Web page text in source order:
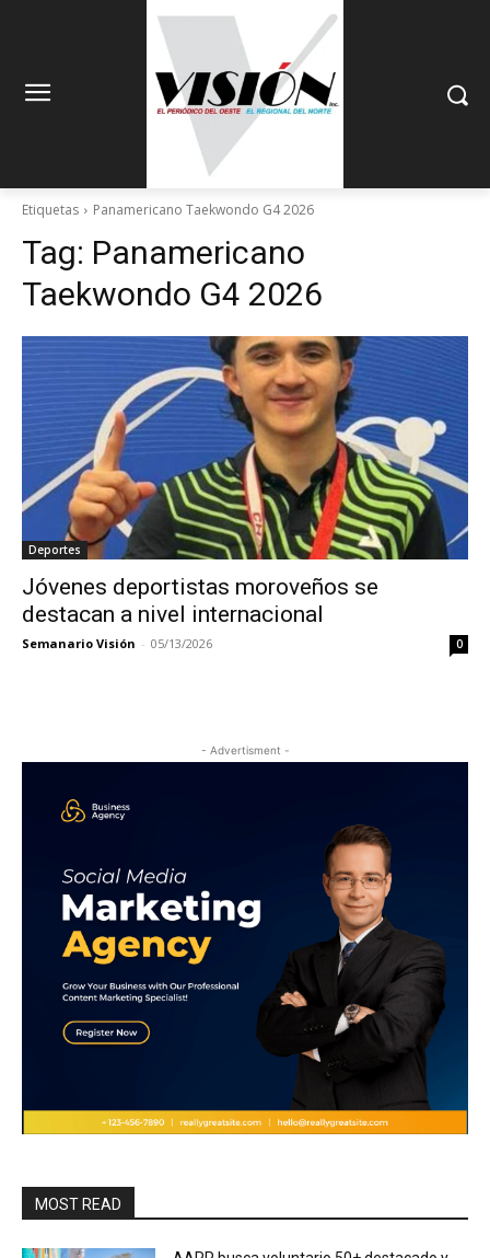
Etiquetas Panamericano Taekwondo G4 2026
Tag: Panamericano
Taekwondo G4 2026
Deportes
Jóvenes deportistas moroveños se
destacan a nivel internacional
Semanario Visión - 05/13/2026 0
- Advertisment -
MOST READ